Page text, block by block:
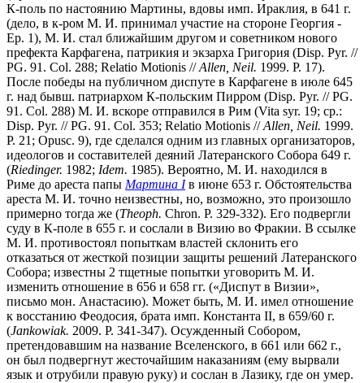
К-поль по настоянию Мартины, вдовы имп. Ираклия, в 641 г.
(дело, в к-ром М. И. принимал участие на стороне Георгия -
Ep. 1), М. И. стал ближайшим другом и советником нового
префекта Карфагена, патрикия и экзарха Григория (Disp. Pyr. //
PG. 91. Col. 288; Relatio Motionis //Allen, Neil. 1999. P. 17).
После победы на публичном диспуте в Карфагене в июле 645
г. над бывш. патриархом К-польским Пирром (Disp. Pyr. // PG.
91. Col. 288) М. И. вскоре отправился в Рим (Vita syr. 19; ср.:
Disp. Pyr. // PG. 91. Col. 353; Relatio Motionis //Allen, Neil. 1999.
P. 21; Opusc. 9), где сделался одним из главных организаторов,
идеологов и составителей деяний Латеранского Cобора 649 г.
(Riedinger. 1982; Idem. 1985). Вероятно, М. И. находился в
Риме до ареста папы Мартина Iв июне 653 г. Обстоятельства
ареста М. И. точно неизвестны, но, возможно, это произошло
примерно тогда же (Theoph. Chron. P. 329-332). Его подвергли
суду в К-поле в 655 г. и сослали в Визию во Фракии. В ссылке
М. И. противостоял попыткам властей склонить его
отказаться от жесткой позиции защиты решений Латеранского
Cобора; известны 2 тщетные попытки уговорить М. И.
изменить отношение в 656 и 658 гг. («Диспут в Визии»,
письмо мон. Анастасию). Может быть, М. И. имел отношение
к восстанию Феодосия, брата имп. Константа II, в 659/60 г.
(Jankowiak. 2009. P. 341-347). Осужденный Собором,
претендовавшим на название Вселенского, в 661 или 662 г.,
он был подвергнут жесточайшим наказаниям (ему вырвали
язык и отрубили правую руку) и сослан в Лазику, где он умер.